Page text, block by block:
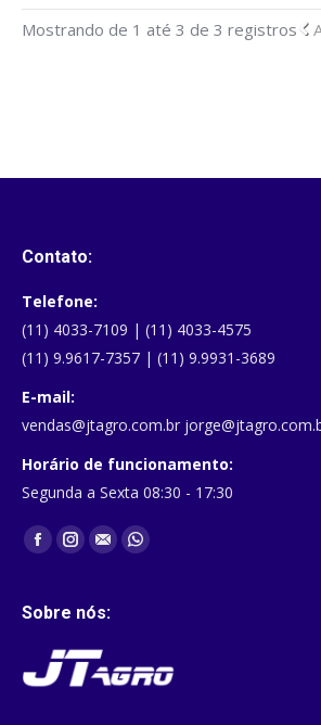
Mostrando de 1 até 3 de 3 registros
Contato:
Telefone:
(11) 4033-7109 | (11) 4033-4575
(11) 9.9617-7357 | (11) 9.9931-3689
E-mail:
vendas@jtagro.com.br
Horário de funcionamento:
Segunda a Sexta 08:30 - 17:30
Encontre-nos em:
FacebookInstagram
MailWhatsapp
Sobre nós: